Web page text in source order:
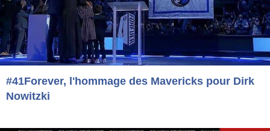
#41Forever, l'hommage des Mavericks pour Dirk
Nowitzki